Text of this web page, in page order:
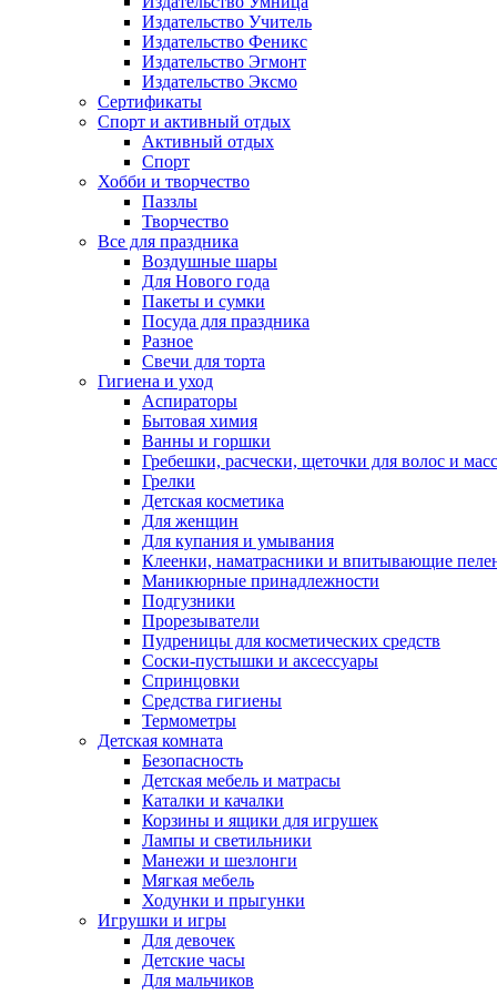
Издательство Учитель
Издательство Феникс
Издательство Эгмонт
Издательство Эксмо
Сертификаты
Спорт и активный отдых
Активный отдых
Спорт
Хобби и творчество
Паззлы
Творчество
Все для праздника
Воздушные шары
Для Нового года
Пакеты и сумки
Посуда для праздника
Разное
Свечи для торта
Гигиена и уход
Аспираторы
Бытовая химия
Ванны и горшки
Гребешки, расчески, щеточки для волос и
Грелки
Детская косметика
Для женщин
Для купания и умывания
Клеенки, наматрасники и впитывающие
Маникюрные принадлежности
Подгузники
Прорезыватели
Пудреницы для косметических средств
Соски-пустышки и аксессуары
Спринцовки
Средства гигиены
Термометры
Детская комната
Безопасность
Детская мебель и матрасы
Каталки и качалки
Корзины и ящики для игрушек
Лампы и светильники
Манежи и шезлонги
Мягкая мебель
Ходунки и прыгунки
Игрушки и игры
Для девочек
Детские часы
Для мальчиков